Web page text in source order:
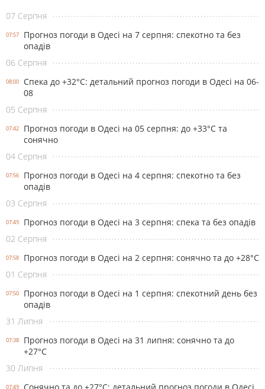
07 Серпня
07:57
Прогноз погоди в Одесі на 7 серпня: спекотно та без
опадів
06 Серпня
08:00
Спека до +32°С: детальний прогноз погоди в Одесі на 06-
08
05 Серпня
07:42
Прогноз погоди в Одесі на 05 серпня: до +33°С та
сонячно
04 Серпня
07:56
Прогноз погоди в Одесі на 4 серпня: спекотно та без
опадів
03 Серпня
07:49
Прогноз погоди в Одесі на 3 серпня: спека та без опадів
02 Серпня
07:58
Прогноз погоди в Одесі на 2 серпня: сонячно та до +28°С
01 Серпня
07:50
Прогноз погоди в Одесі на 1 серпня: спекотний день без
опадів
31 Липня
07:38
Прогноз погоди в Одесі на 31 липня: сонячно та до
+27°С
30 Липня
07:49